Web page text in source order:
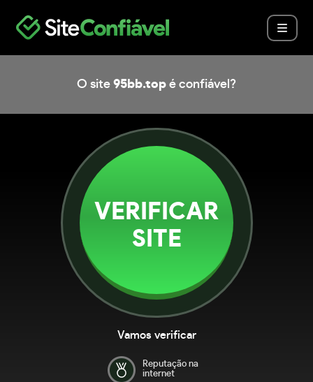
O site 95bb.top é confiável?
VERIFICAR
SITE
Vamos verificar
Reputação na
internet